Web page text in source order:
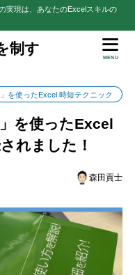
実現は、あなたのExcelスキルの
制す
MENU
を使ったExcel 時短テクニック
を使ったExcel
れました！
森田貢士